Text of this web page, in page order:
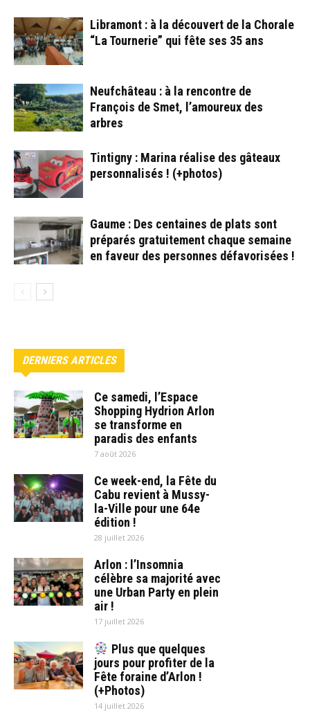
Libramont : à la découvert de la Chorale
“La Tournerie” qui fête ses 35 ans
Neufchâteau : à la rencontre de
François de Smet, l’amoureux des
arbres
Tintigny : Marina réalise des gâteaux
personnalisés ! (+photos)
Gaume : Des centaines de plats sont
préparés gratuitement chaque semaine
en faveur des personnes défavorisées !
DERNIERS ARTICLES
Ce samedi, l’Espace
Shopping Hydrion Arlon
se transforme en
paradis des enfants
7 août 2026
Ce week-end, la Fête du
Cabu revient à Mussy-
la-Ville pour une 64e
édition !
28 juillet 2026
Arlon : l’Insomnia
célèbre sa majorité avec
une Urban Party en plein
air !
17 juillet 2026
Plus que quelques
jours pour profiter de la
Fête foraine d’Arlon !
(+Photos)
14 juillet 2026